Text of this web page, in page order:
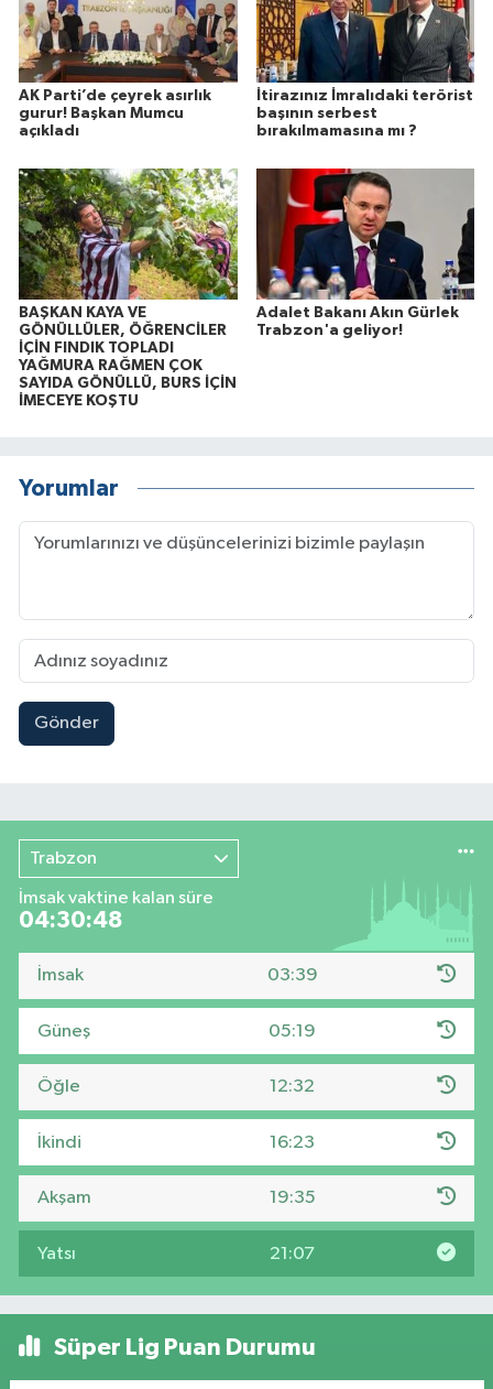
AK Parti’de çeyrek asırlık
gurur! Başkan Mumcu
açıkladı
İtirazınız İmralıdaki terörist
başının serbest
bırakılmamasına mı ?
BAŞKAN KAYA VE
GÖNÜLLÜLER, ÖĞRENCİLER
İÇİN FINDIK TOPLADI
YAĞMURA RAĞMEN ÇOK
SAYIDA GÖNÜLLÜ, BURS İÇİN
İMECEYE KOŞTU
Adalet Bakanı Akın Gürlek
Trabzon'a geliyor!
Yorumlar
Gönder
Trabzon
İmsak vaktine kalan süre
04:30:47
İmsak 03:39
Güneş 05:19
Öğle 12:32
İkindi 16:23
Akşam 19:35
Yatsı 21:07
Süper Lig Puan Durumu